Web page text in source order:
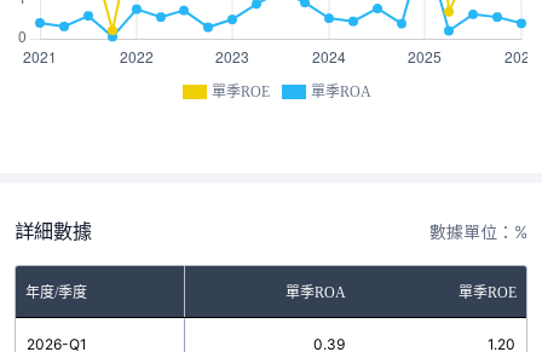
單季ROE 單季ROA
詳細數據 數據單位：%
年度/季度 單季ROA 單季ROE
2026-Q1 0.39 1.20